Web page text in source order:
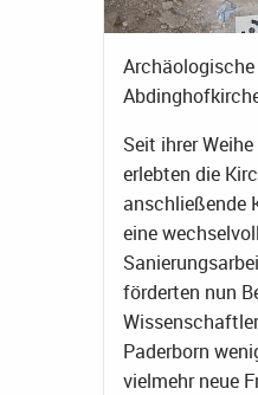
Seit ihrer
erlebten die
anschließende
eine
förderten nun
Paderborn
vielmehr neue